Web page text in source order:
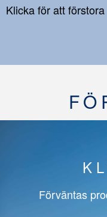
Klicka för att förstora
Förväntas